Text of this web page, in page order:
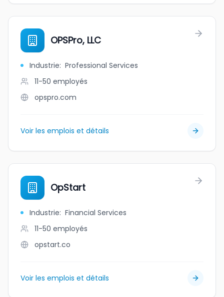
OPSPro, LLC
Industrie: Professional Services
11-50 employés
opspro.com
Voir les emplois et détails
OpStart
Industrie: Financial Services
11-50 employés
opstart.co
Voir les emplois et détails